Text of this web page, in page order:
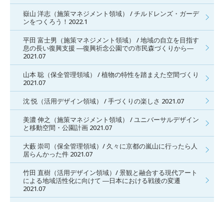
嶽山 洋志（施策マネジメント領域） / チルドレンズ・ガーデ
ンをつくろう！2022.1
平田 富士男（施策マネジメント領域） / 地域の自立を目指す
息の長い復興支援 ―復興祈念公園での市民森づくりから―
2021.07
山本 聡（保全管理領域） / 植物の特性を踏まえた空間づくり
2021.07
沈 悦（活用デザイン領域） / 手づくりの楽しさ 2021.07
美濃 伸之（施策マネジメント領域） / ユニバーサルデザイン
と移動空間・公園計画 2021.07
大藪 崇司（保全管理領域）/ 久々に京都の嵐山に行ったら人
居らんかった件 2021.07
竹田 直樹（活用デザイン領域）/ 景観と融合する現代アート
による地域活性化に向けて ―日本における戦後の変遷
2021.07